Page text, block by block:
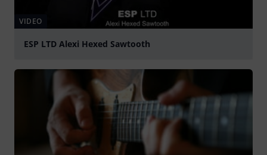
VIDEO
ESP LTD Alexi Hexed Sawtooth